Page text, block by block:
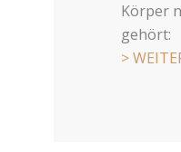
Körper
gehört:
>